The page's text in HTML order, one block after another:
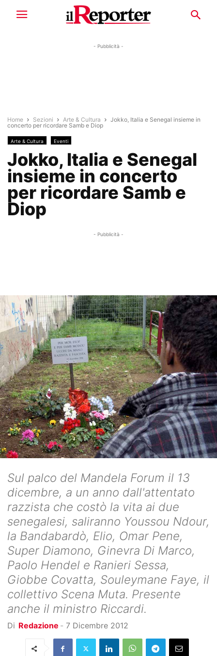
- Pubblicità -
Home Sezioni Arte & Cultura
Jokko, Italia e Senegal insieme in
concerto per ricordare Samb e Diop
Arte & Cultura Eventi
Jokko, Italia e Senegal
insieme in concerto
per ricordare Samb e
Diop
- Pubblicità -
Sul palco del Mandela Forum il 13
dicembre, a un anno dall'attentato
razzista che costò la vita ai due
senegalesi, saliranno Youssou Ndour,
la Bandabardò, Elio, Omar Pene,
Super Diamono, Ginevra Di Marco,
Paolo Hendel e Ranieri Sessa,
Giobbe Covatta, Souleymane Faye, il
collettivo Scena Muta. Presente
anche il ministro Riccardi.
Di Redazione - 7 Dicembre 2012